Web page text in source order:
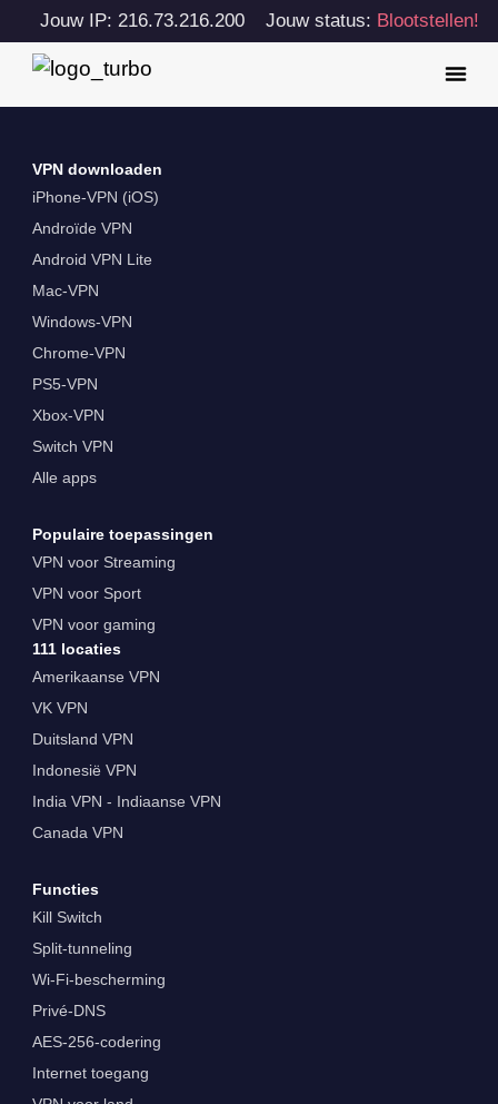
Jouw IP: 216.73.216.200 Jouw status: Blootstellen!
VPN downloaden
iPhone-VPN (iOS)
Androïde VPN
Android VPN Lite
Mac-VPN
Windows-VPN
Chrome-VPN
PS5-VPN
Xbox-VPN
Switch VPN
Alle apps
Populaire toepassingen
VPN voor Streaming
VPN voor Sport
VPN voor gaming
111 locaties
Amerikaanse VPN
VK VPN
Duitsland VPN
Indonesië VPN
India VPN - Indiaanse VPN
Canada VPN
Functies
Kill Switch
Split-tunneling
Wi-Fi-bescherming
Privé-DNS
AES-256-codering
Internet toegang